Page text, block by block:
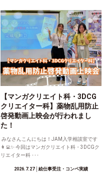
【マンガクリエイト科・3DCG
クリエイター科】薬物乱用防止
啓発動画上映会が行われまし
た！
みなさんこんにちは！JAM入学相談室です
👩‍💻✨ 今回はマンガクリエイト科・3DCGク
リエイター科 ･･･
2026.7.27│絵仕事受注・コンペ実績